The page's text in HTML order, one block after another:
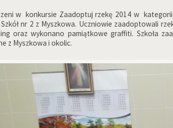
w konkursie Zaadoptuj rzekę 2014 w
Szkół nr 2 z Myszkowa. Uczniowie zaadoptowali
oraz wykonano pamiątkowe graffiti. Szkoła
z Myszkowa i okolic.